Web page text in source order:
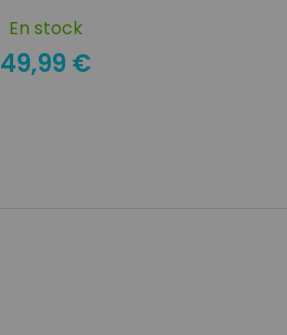
En stock
49,99 €